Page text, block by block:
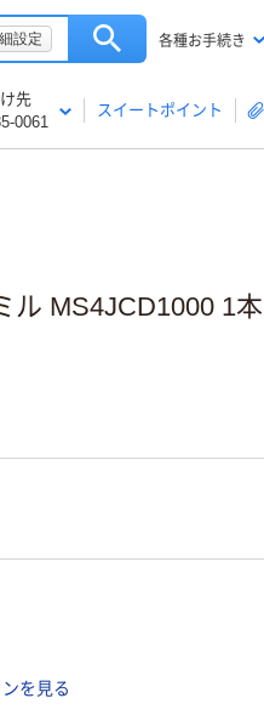
設定 各種お手続き
先
0061
スイートポイント
ル MS4JCD1000 1本
を見る